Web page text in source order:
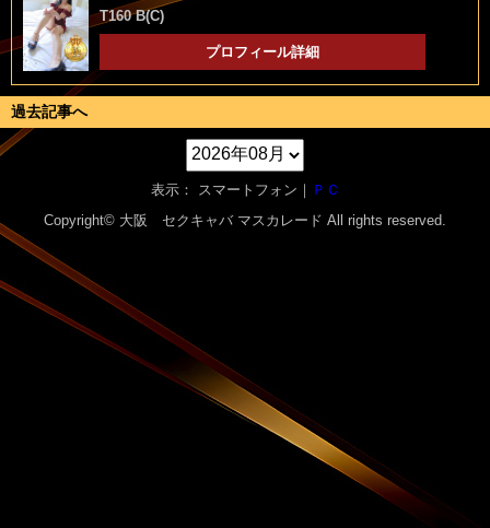
T160 B(C)
プロフィール詳細
過去記事へ
表示： スマートフォン｜ ＰＣ
Copyright© 大阪 セクキャバ マスカレード All rights reserved.